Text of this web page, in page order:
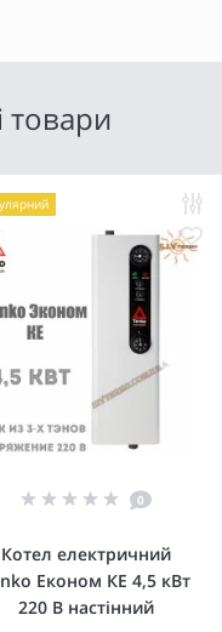
товари
0
Котел електричний
Економ КЕ 4,5 кВт
220 В настінний